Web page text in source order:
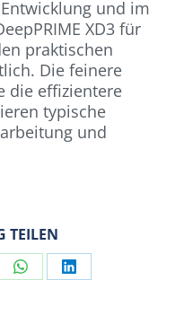
und im
XD3 für
praktischen
Die feinere
die effizientere
typische
und
TEILEN
Share Share